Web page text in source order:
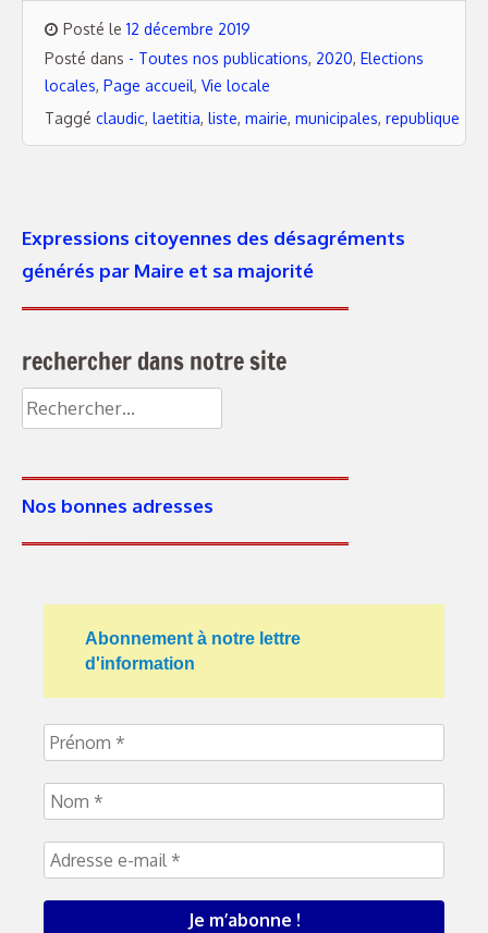
Posté le 12 décembre 2019
Posté dans - Toutes nos publications, 2020, Elections
locales, Page accueil, Vie locale
Taggé claudic, laetitia, liste, mairie, municipales, republique
Expressions citoyennes des désagréments
générés par Maire et sa majorité
rechercher dans notre site
Rechercher :
Nos bonnes adresses
Abonnement à notre lettre
d'information